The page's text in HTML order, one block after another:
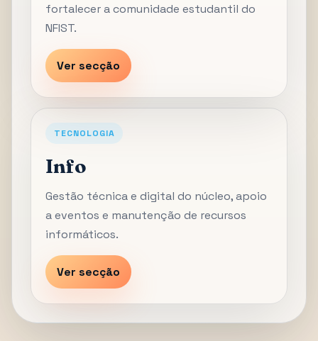
fortalecer a comunidade estudantil do
NFIST.
Ver secção
TECNOLOGIA
Info
Gestão técnica e digital do núcleo, apoio
a eventos e manutenção de recursos
informáticos.
Ver secção